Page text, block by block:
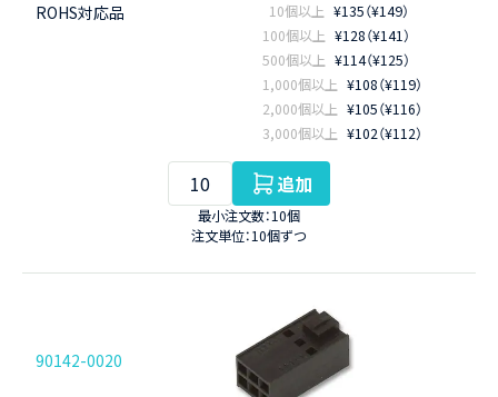
ROHS対応品 10個以上 ¥135（¥149）
100個以上 ¥128（¥141）
500個以上 ¥114（¥125）
1,000個以上 ¥108（¥119）
2,000個以上 ¥105（¥116）
3,000個以上 ¥102（¥112）
追加
最小注文数：10個
注文単位：10個ずつ
90142-0020